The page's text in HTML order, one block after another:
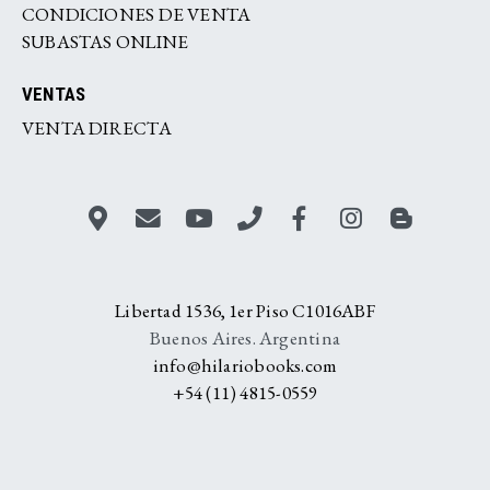
CONDICIONES DE VENTA
SUBASTAS ONLINE
VENTAS
VENTA DIRECTA
Libertad 1536, 1er Piso C1016ABF
Buenos Aires. Argentina
info@hilariobooks.com
+54 (11) 4815-0559